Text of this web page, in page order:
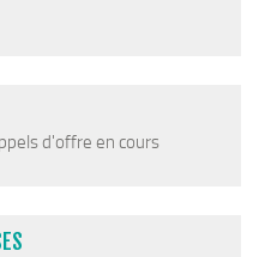
d'offre en cours